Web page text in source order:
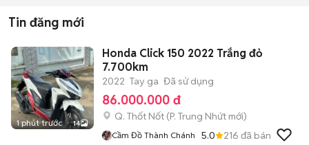
Tin đăng mới
1 phút trước 14
Honda Click 150 2022 Trắng đỏ
7.700km
2022 Tay ga Đã sử dụng
86.000.000 đ
Q. Thốt Nốt (P. Trung Nhứt mới)
Cầm Đồ Thành Chánh 5.0 216 đã bán